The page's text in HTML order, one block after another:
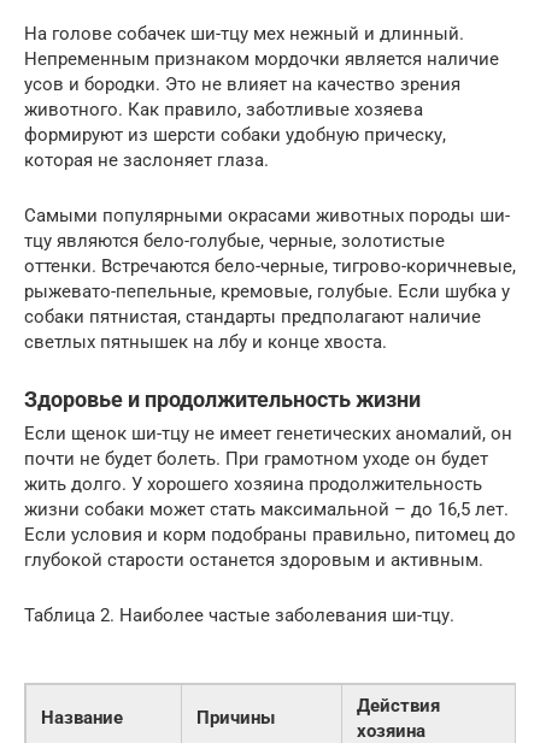
На голове собачек ши-тцу мех нежный и длинный.
Непременным признаком мордочки является наличие
усов и бородки. Это не влияет на качество зрения
животного. Как правило, заботливые хозяева
формируют из шерсти собаки удобную прическу,
которая не заслоняет глаза.
Самыми популярными окрасами животных породы ши-
тцу являются бело-голубые, черные, золотистые
оттенки. Встречаются бело-черные, тигрово-коричневые,
рыжевато-пепельные, кремовые, голубые. Если шубка у
собаки пятнистая, стандарты предполагают наличие
светлых пятнышек на лбу и конце хвоста.
Здоровье и продолжительность жизни
Если щенок ши-тцу не имеет генетических аномалий, он
почти не будет болеть. При грамотном уходе он будет
жить долго. У хорошего хозяина продолжительность
жизни собаки может стать максимальной – до 16,5 лет.
Если условия и корм подобраны правильно, питомец до
глубокой старости останется здоровым и активным.
Таблица 2. Наиболее частые заболевания ши-тцу.
Название Причины
Действия
хозяина